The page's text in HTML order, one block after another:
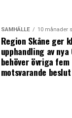
SAMHÄLLE 10 månader
Region Skåne ger
upphandling av
behöver övriga
motsvarande beslut